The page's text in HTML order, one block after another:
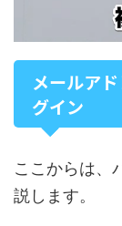
メールア
グイン
ここからは、
説します。